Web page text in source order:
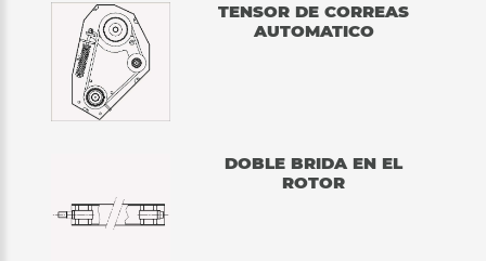
TENSOR DE CORREAS
AUTOMATICO
DOBLE BRIDA EN EL
ROTOR